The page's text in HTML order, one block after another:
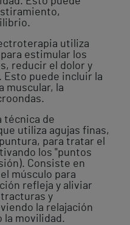
utiliza
estimular los
reducir el dolor y
Esto puede incluir la
muscular, la
técnica de
utiliza agujas finas,
para tratar el
los "puntos
Consiste en
músculo para
refleja y aliviar
y
la relajación
la movilidad.